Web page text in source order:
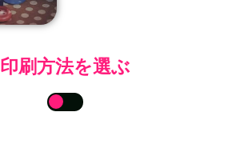
印刷方法を選ぶ